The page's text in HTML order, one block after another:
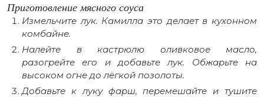
Приготовление мясного соуса
Измельчите лук. Камилла это делает в кухонном
комбайне.
Налейте в кастрюлю оливковое масло,
разогрейте его и добавьте лук. Обжарьте на
высоком огне до лёгкой позолоты.
Добавьте к луку фарш, перемешайте и тушите